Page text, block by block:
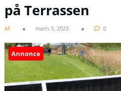
på Terrassen
Af marts 5, 2023 0
Annonce